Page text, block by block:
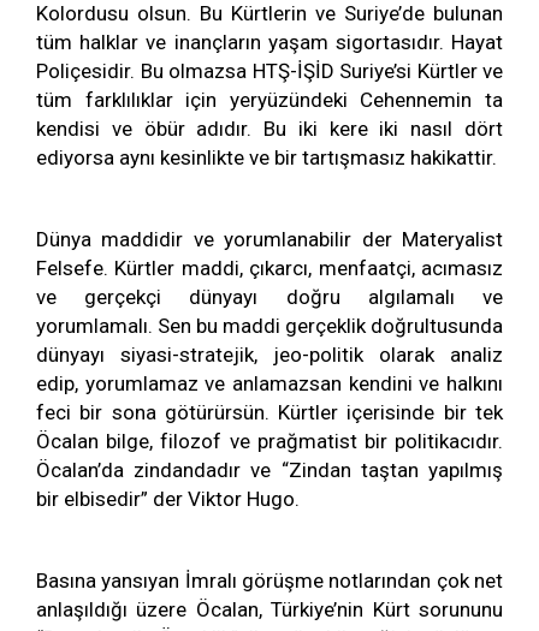
Kolordusu olsun. Bu Kürtlerin ve Suriye’de bulunan
tüm halklar ve inançların yaşam sigortasıdır. Hayat
Poliçesidir. Bu olmazsa HTŞ-İŞİD Suriye’si Kürtler ve
tüm farklılıklar için yeryüzündeki Cehennemin ta
kendisi ve öbür adıdır. Bu iki kere iki nasıl dört
ediyorsa aynı kesinlikte ve bir tartışmasız hakikattir.
Dünya maddidir ve yorumlanabilir der Materyalist
Felsefe. Kürtler maddi, çıkarcı, menfaatçi, acımasız
ve gerçekçi dünyayı doğru algılamalı ve
yorumlamalı. Sen bu maddi gerçeklik doğrultusunda
dünyayı siyasi-stratejik, jeo-politik olarak analiz
edip, yorumlamaz ve anlamazsan kendini ve halkını
feci bir sona götürürsün. Kürtler içerisinde bir tek
Öcalan bilge, filozof ve prağmatist bir politikacıdır.
Öcalan’da zindandadır ve “Zindan taştan yapılmış
bir elbisedir” der Viktor Hugo.
Basına yansıyan İmralı görüşme notlarından çok net
anlaşıldığı üzere Öcalan, Türkiye’nin Kürt sorununu